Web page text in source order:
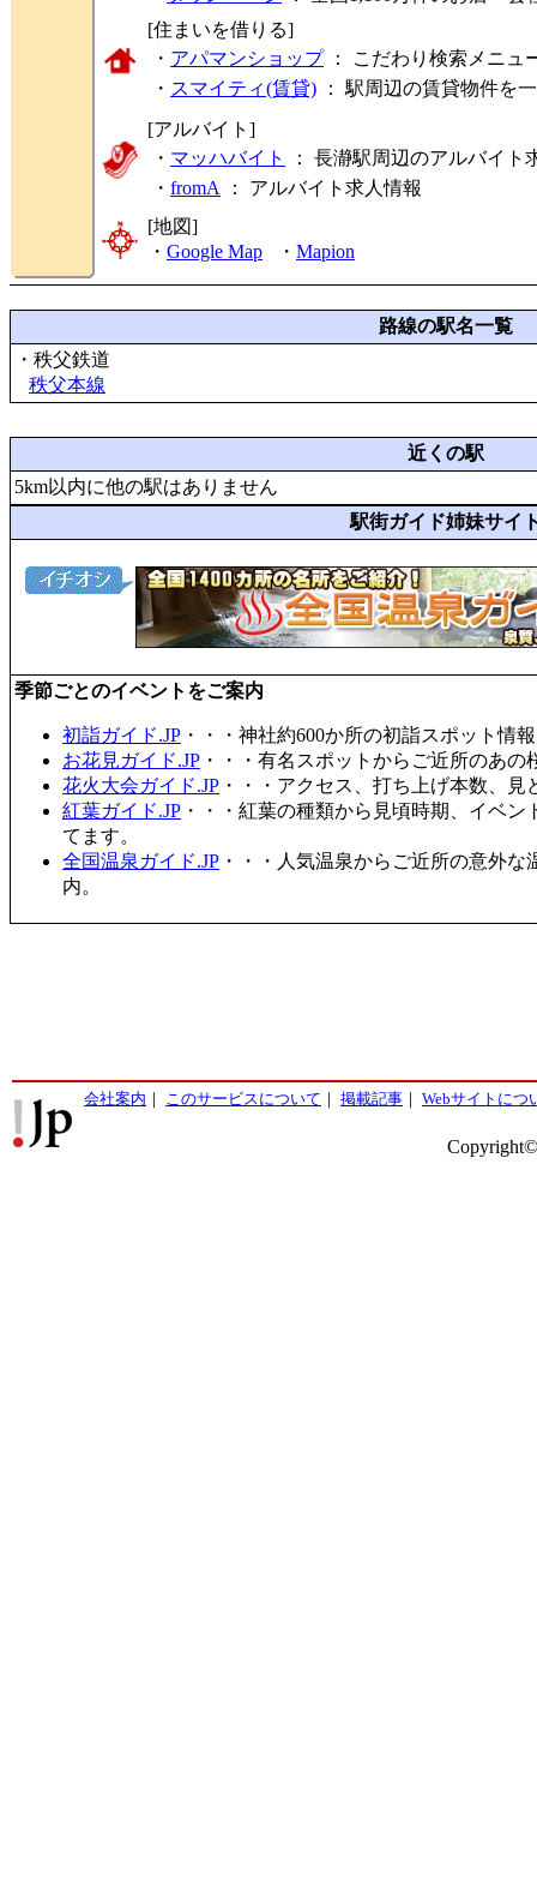
[住まいを借りる]
・ アパマンショップ： こだわり検索メニュ
・ スマイティ(賃貸) ： 駅周辺の賃貸物件を
[アルバイト]
・ マッハバイト
： 長瀞駅周辺のアルバイト
・ fromA ： アルバイト求人情報
[地図]
・ Google Map ・ Mapion
路線の駅名一覧
・秩父鉄道
秩父本線
近くの駅
5km以内に他の駅はありません
駅街ガイド姉妹サイ
季節ごとのイベントをご案内
初詣ガイド.JP ・・・神社約600か所の初詣スポット情
お花見ガイド.JP ・・・有名スポットからご近所のあ
花火大会ガイド.JP ・・・アクセス、打ち上げ本数、
紅葉ガイド.JP ・・・紅葉の種類から見頃時期、イベ
てます。
全国温泉ガイド.JP ・・・人気温泉からご近所の意外
内。
会社案内 ｜ このサービスについて ｜ 掲載記事 ｜ Webサイトにつ